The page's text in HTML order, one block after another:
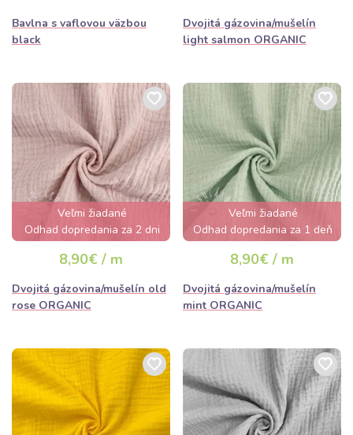
Bavlna s vaflovou väzbou
black
Dvojitá gázovina/mušelín
light salmon ORGANIC
Veľmi žiadané
Odhad dopredania za 2 dni
8,90€ / m
Dvojitá gázovina/mušelín old
rose ORGANIC
Veľmi žiadané
Odhad dopredania za 1 deň
8,90€ / m
Dvojitá gázovina/mušelín
mint ORGANIC